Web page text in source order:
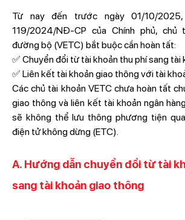
Từ nay đến trước ngày 01/10/
119/2024/NĐ-CP của Chính phủ, chủ
đường bộ (VETC) bắt buộc cần hoàn tất:
✅ Chuyển đổi từ tài khoản thu phí sang tài
✅ Liên kết tài khoản giao thông với tài
Các chủ tài khoản VETC chưa hoàn tất
giao thông và liên kết tài khoản ngân
sẽ không thể lưu thông phương tiện
điện tử không dừng (ETC).
A. Hướng dẫn chuyển đổi từ tài
sang tài khoản giao thông